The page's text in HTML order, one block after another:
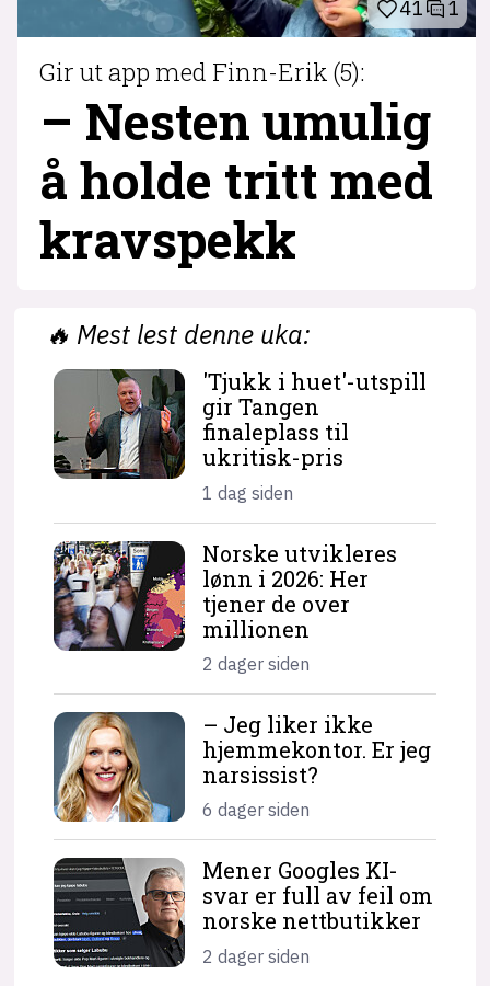
41 1
Gir ut app med Finn-Erik (5):
– Nesten umulig
å holde tritt med
krav­spekk
🔥 Mest lest denne uka:
'Tjukk i huet'-utspill
gir Tangen
finaleplass til
ukritisk-pris
1 dag siden
Norske utvikleres
lønn i 2026: Her
tjener de over
millionen
2 dager siden
– Jeg liker ikke
hjemme­kontor. Er jeg
narsissist?
6 dager siden
Mener Googles KI-
svar er full av feil om
norske nettbutikker
2 dager siden